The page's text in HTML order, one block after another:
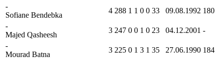
-
Sofiane Bendebka
4 288 1 1 0 0 33 09.08.1992 180
-
Majed Qasheesh
3 247 0 0 1 0 23 04.12.2001 -
-
Mourad Batna
3 225 0 1 3 1 35 27.06.1990 184